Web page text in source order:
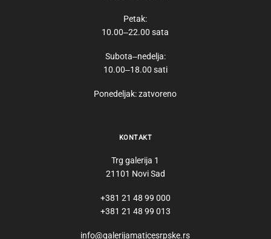
Petak:
10.00‒22.00 sata
Subota‒nedelja:
10.00‒18.00 sati
Ponedeljak: zatvoreno
KONTAKT
Trg galerija 1
21101 Novi Sad
+381 21 48 99 000
+381 21 48 99 013
info@galerijamaticesrpske.rs